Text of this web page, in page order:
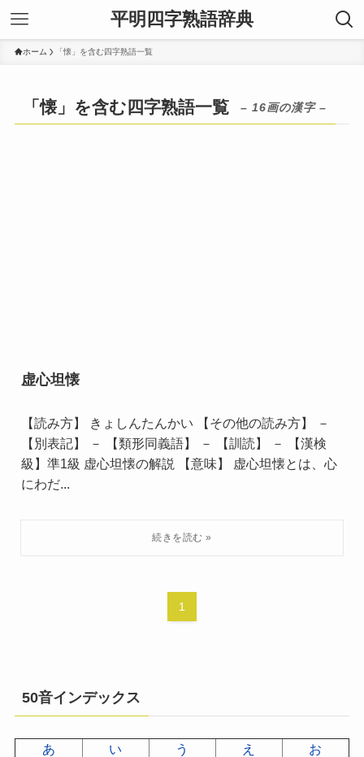
平明四字熟語辞典
ホーム 「懐」を含む四字熟語一覧
「懐」を含む四字熟語一覧 – 16画の漢字 –
虚心坦懐
【読み方】 きょしんたんかい 【その他の読み方】 －
【別表記】 － 【類形同義語】 － 【訓読】 － 【漢検
級】準1級 虚心坦懐の解説 【意味】 虚心坦懐とは、心
にわだ...
1
50音インデックス
あ い う え
お